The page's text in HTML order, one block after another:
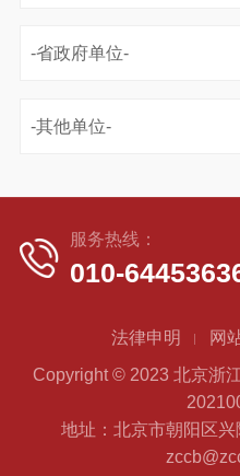
-省政府单位-
-其他单位-
服务热线：
010-
法律申明 网
Copyright © 2023 北京浙
地址：北京市朝阳区